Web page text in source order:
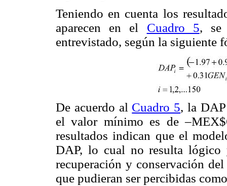
Teniendo en cuenta los
aparecen en el Cuadro 5, se
entrevistado, según la siguiente
De acuerdo al Cuadro 5, la
el valor mínimo es de
resultados indican que el
DAP, lo cual no resulta lógico
recuperación y conservación
que pudieran ser percibidas